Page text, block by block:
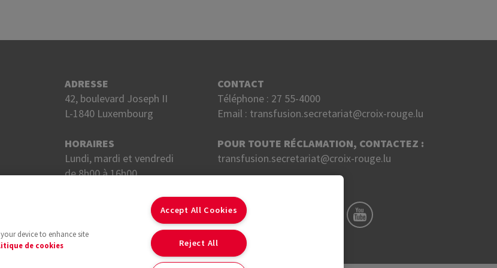
ADRESSE
42, boulevard Joseph II
L-1840 Luxembourg
HORAIRES
Lundi, mardi et vendredi
de 8h00 à 16h00.
CONTACT
Téléphone : 27 55-4000
Email : transfusion.secretariat@croix-rouge.lu
POUR TOUTE RÉCLAMATION, CONTACTEZ :
transfusion.secretariat@croix-rouge.lu
device to enhance site
de cookies
Accept All Cookies
Reject All